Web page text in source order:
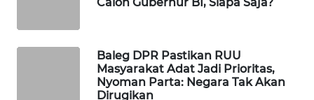
Baleg DPR Pastikan RUU
Masyarakat Adat Jadi Prioritas,
Nyoman Parta: Negara Tak Akan
Dirugikan